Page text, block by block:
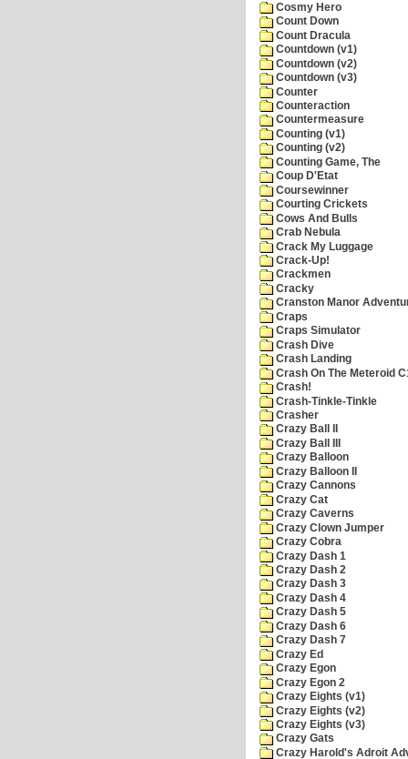
Cosmy Hero
Count Down
Count Dracula
Countdown (v1)
Countdown (v2)
Countdown (v3)
Counter
Counteraction
Countermeasure
Counting (v1)
Counting (v2)
Counting Game, The
Coup D'Etat
Coursewinner
Courting Crickets
Cows And Bulls
Crab Nebula
Crack My Luggage
Crack-Up!
Crackmen
Cracky
Cranston Manor
Craps
Craps Simulator
Crash Dive
Crash Landing
Crash On The Meteroid
Crash!
Crash-Tinkle-Tinkle
Crasher
Crazy Ball II
Crazy Ball III
Crazy Balloon
Crazy Balloon II
Crazy Cannons
Crazy Cat
Crazy Caverns
Crazy Clown Jumper
Crazy Cobra
Crazy Dash 1
Crazy Dash 2
Crazy Dash 3
Crazy Dash 4
Crazy Dash 5
Crazy Dash 6
Crazy Dash 7
Crazy Ed
Crazy Egon
Crazy Egon 2
Crazy Eights (v1)
Crazy Eights (v2)
Crazy Eights (v3)
Crazy Gats
Crazy Harold's Adroit